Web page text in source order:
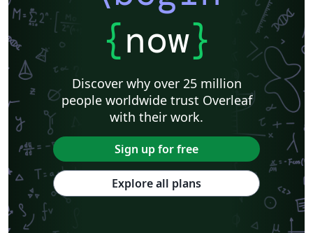
{now}
Discover why over 25 million
people worldwide trust Overleaf
with their work.
Sign up for free
Explore all plans